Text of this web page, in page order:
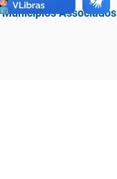
Associados